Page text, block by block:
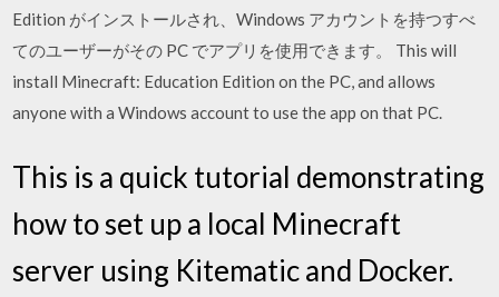
Edition がインストールされ、Windows アカウントを持つすべ
てのユーザーがその PC でアプリを使用できます。 This will
install Minecraft: Education Edition on the PC, and allows
anyone with a Windows account to use the app on that PC.
This is a quick tutorial demonstrating
how to set up a local Minecraft
server using Kitematic and Docker.